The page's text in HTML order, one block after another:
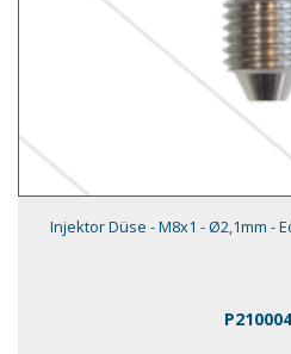
Injektor Düse - M8x1 - Ø2,1mm -